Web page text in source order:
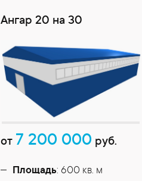
Ангар 20 на 30
от 7 200 000 руб.
Площадь: 600 кв. м